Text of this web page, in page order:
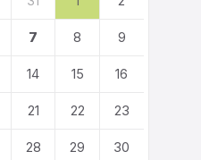
7 8 9
14 15 16
21 22 23
28 29 30